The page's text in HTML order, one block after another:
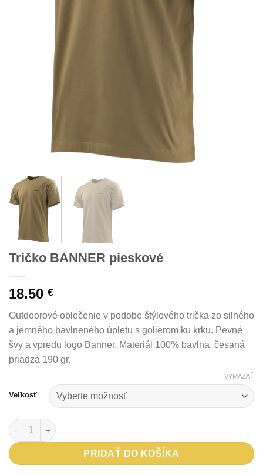
Tričko BANNER pieskové
18.50 €
Outdoorové oblečenie v podobe štýlového trička zo silného
a jemného bavlneného úpletu s golierom ku krku. Pevné
švy a vpredu logo Banner. Materiál 100% bavlna, česaná
priadza 190 gr.
Veľkosť
VYMAZAŤ
množstvo Tričko BANNER pieskové
PRIDAŤ DO KOŠÍKA